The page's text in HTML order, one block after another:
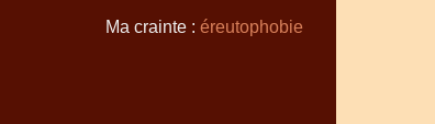
Ma crainte : éreutophobie